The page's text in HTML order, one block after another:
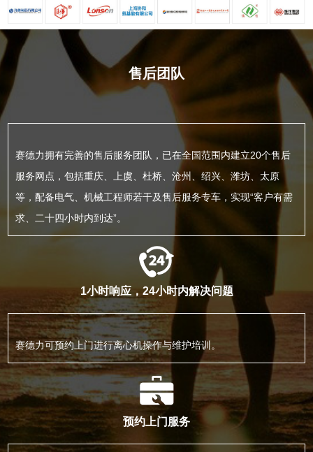
售后团队
赛德力拥有完善的售后服务团队，已在全国范围内建立20个售后
服务网点，包括重庆、上虞、杜桥、沧州、绍兴、潍坊、太原
等，配备电气、机械工程师若干及售后服务专车，实现“客户有需
求、二十四小时内到达”。
1小时响应，24小时内解决问题
赛德力可预约上门进行离心机操作与维护培训。
预约上门服务